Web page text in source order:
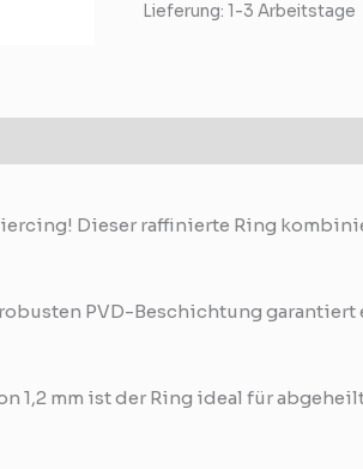
Lieferung: 1-3 Arbeitstage
Dieser raffinierte Ring
PVD-Beschichtung
1,2 mm ist der Ring ideal für